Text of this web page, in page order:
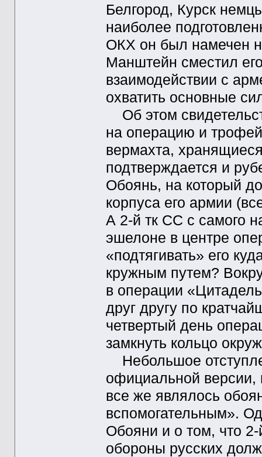
Белгород, Курск
наиболее
ОКХ он был намечен
Манштейн сместил
взаимодействии с
охватить основные
Об этом
на операцию и
вермахта,
подтверждается и
Обоянь, на который
корпуса его армии
А 2-й тк СС с самого
эшелоне в центре
«подтягивать» его
кружным путем?
в операции
друг другу по
четвертый день
замкнуть кольцо
Небольшое
официальной версии,
все же являлось
вспомогательным».
Обояни и о том, что
обороны русских